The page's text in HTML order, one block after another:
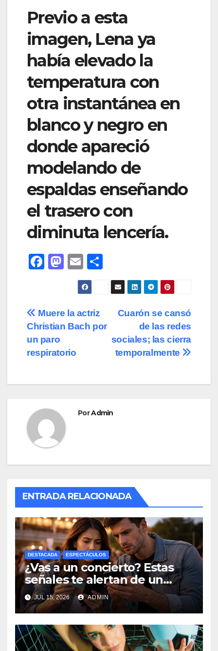
Previo a esta
imagen, Lena ya
había elevado la
temperatura con
otra instantánea en
blanco y negro en
donde apareció
modelando de
espaldas enseñando
el trasero con
diminuta lencería.
F
e
b
o
o
M
o
d
n
E
m
ail
o
m
ar
tir
Navegación
de
entradas
Cuarón se cansó
de las redes
sociales; las cierra
temporalmente
Muere la actriz
Christian Bach por
un paro
respiratorio
PorAdmin
ENTRADA RELACIONADA
DESTACADA ESPECTÁCULOS
¿Vas a un concierto? Estas
señales te alertan de un
posible fraude financiero
JUL 15, 2026 ADMIN